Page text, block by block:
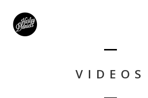
VIDEOS